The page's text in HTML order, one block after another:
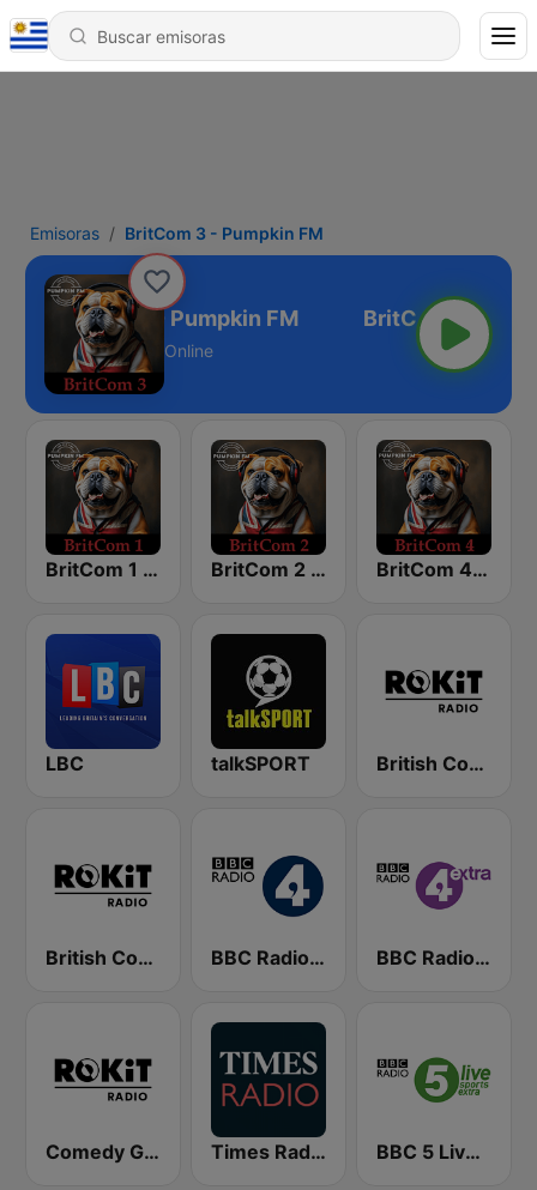
Emisoras BritCom 3 - Pumpkin FM
BritCom 3 - Pumpkin FM
Online
BritCom 1 - Pumpkin FM BritCom 2 - Pumpkin FM BritCom 4 - Pumpkin FM
LBC talkSPORT British Comedy 2 - ROKiT Radio Network
British Comedy 1 - ROKiT Radio Network BBC Radio 4 BBC Radio 4 Extra
Comedy Gold - ROKiT Radio Network Times Radio BBC 5 Live Sports Extra (UK Only)